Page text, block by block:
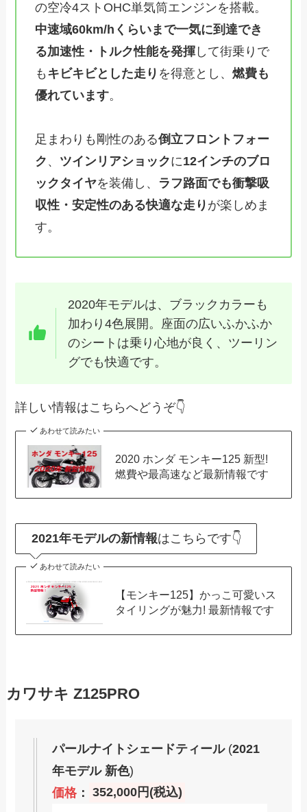
の空冷4ストOHC単気筒エンジンを搭載。
中速域60km/hくらいまで一気に到達でき
る加速性・トルク性能を発揮 して街乗りで
も キビキビとした走り を得意とし、燃費も
優れています。
足まわりも剛性のある倒立フロントフォー
ク 、 ツインリアショックに12インチのブロ
ックタイヤを装備し、 ラフ路面でも衝撃吸
収性・安定性のある快適な走り が楽しめま
す。
2020年モデルは、ブラックカラーも
加わり4色展開。座面の広いふかふか
のシートは乗り心地が良く、ツーリン
グでも快適です。
詳しい情報はこちらへどうぞ👇
あわせて読みたい
2020 ホンダ モンキー125 新型!
燃費や最高速など最新情報です
2021年モデルの新情報はこちらです👇
あわせて読みたい
【モンキー125】かっこ可愛いス
タイリングが魅力! 最新情報です
カワサキ Z125PRO
パールナイトシェードティール(2021
年モデル 新色)
価格 ： 352,000円(税込)